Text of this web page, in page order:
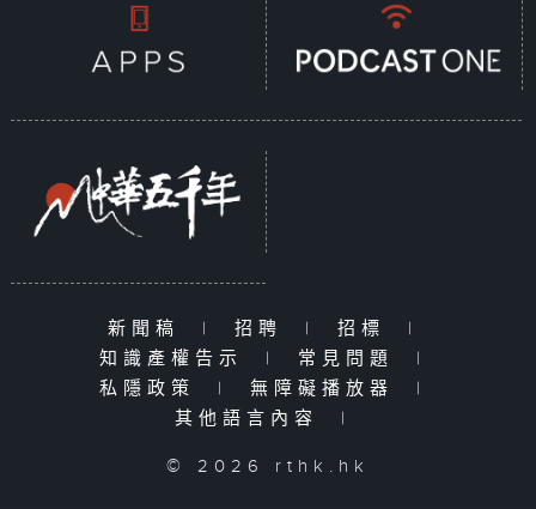
新聞稿 | 招聘 | 招標
|
知識產權告示
| 常見問題
|
私隱政策
| 無障礙播放器
|
其他語言內容
|
© 2026 rthk.hk